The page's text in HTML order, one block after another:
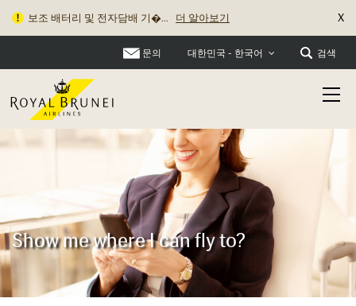
보조 배터리 및 전자담배 기�... 더 알아보기 X
문의 대한민국 - 한국어 검색
Show me where I can fly to?